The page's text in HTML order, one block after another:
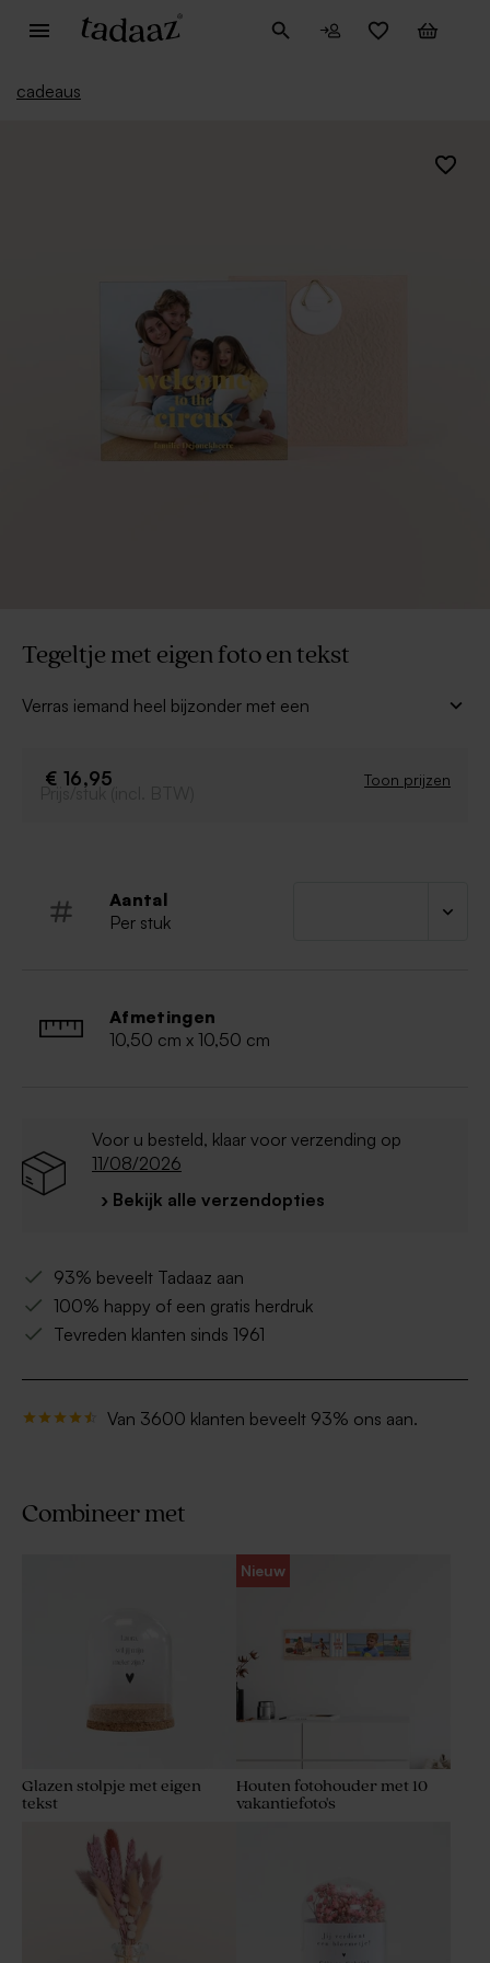
cadeaus
Tegeltje met eigen foto en tekst
Verras iemand heel bijzonder met een
cadeautje voor iedereen. Kies een leuk ontwerp,
€ 16,95 Toon prijzen
Prijs/stuk (incl. BTW)
Aantal
Per stuk
Afmetingen
10,50 cm x 10,50 cm
Voor u besteld, klaar voor verzending op
11/08/2026
› Bekijk alle verzendopties
93% beveelt Tadaaz aan
100% happy of een gratis herdruk
Tevreden klanten sinds 1961
Van 3600 klanten beveelt 93% ons aan.
Combineer met
Glazen stolpje met eigen
tekst
Nieuw
Houten fotohouder met 10
vakantiefoto's